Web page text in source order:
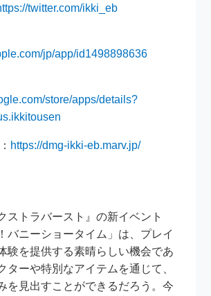
twitter.com/ikki_eb
jp/app/id1498898636
store/apps/details?
https://dmg-ikki-eb.marv.jp/
ストラバースト』の新イベント
バニーショータイム」は、プレイ
験を提供する素晴らしい機会であ
ターや特別なアイテムを通じて、
を見出すことができるだろう。今